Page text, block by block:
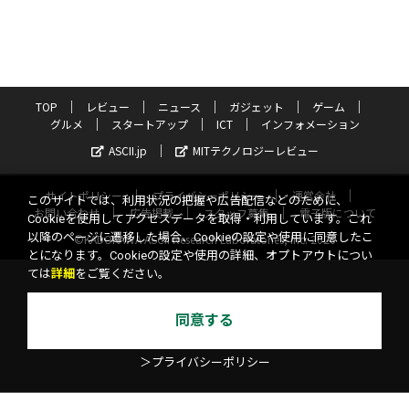
TOP レビュー ニュース ガジェット
ゲーム
グルメ
スタートアップ ICT
インフォメーション
ASCII.jp
MITテクノロジーレビュー
サイトポリシー プライバシーポリシー
運営会社
お問い合わせ
広告掲載 スタッフ募集
電子版について
©KADOKAWA ASCII Research Laboratories, Inc. 2026
このサイトでは、利用状況の把握や広告配信などのために、
Cookieを使用してアクセスデータを取得・利用しています。これ
以降のページに遷移した場合、Cookieの設定や使用に同意したこ
とになります。Cookieの設定や使用の詳細、オプトアウトについ
ては詳細 をご覧ください。
同意する
＞プライバシーポリシー